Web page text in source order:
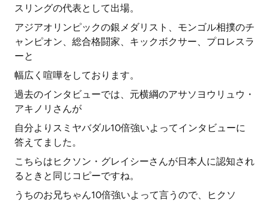
スリングの代表として出場。
アジアオリンピックの銀メダリスト、モンゴル相撲のチ
ャンピオン、総合格闘家、キックボクサー、プロレスラ
ーと
幅広く喧嘩をしております。
過去のインタビューでは、元横綱のアサソヨウリュウ・
アキノリさんが
自分よりスミヤバダル10倍強いよってインタビューに
答えてました。
こちらはヒクソン・グレイシーさんが日本人に認知され
るときと同じコピーですね。
うちのお兄ちゃん10倍強いよって言うので、ヒクソ